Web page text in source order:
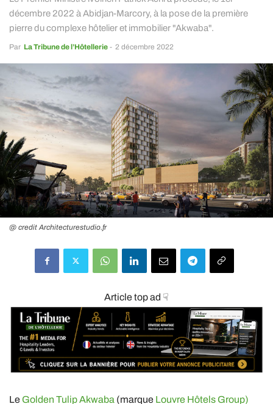
décembre 2022 à Abidjan-Marcory, à la pose de la première
pierre du complexe hôtelier et immobilier "Akwaba".
Par La Tribune de l’Hôtellerie - 2 décembre 2022
@ credit Architecturestudio.fr
Article top ad ☟
Le Golden Tulip Akwaba (marque Louvre Hôtels Group)